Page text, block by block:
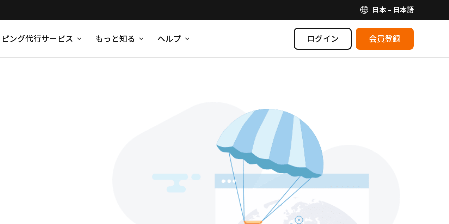
日本 - 日本語
ング代行サービス もっと知る ヘルプ ログイン 会員登録